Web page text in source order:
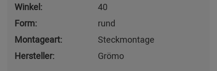
Winkel:
40
Form:
rund
Montageart:
Steckmontage
Hersteller:
Grömo